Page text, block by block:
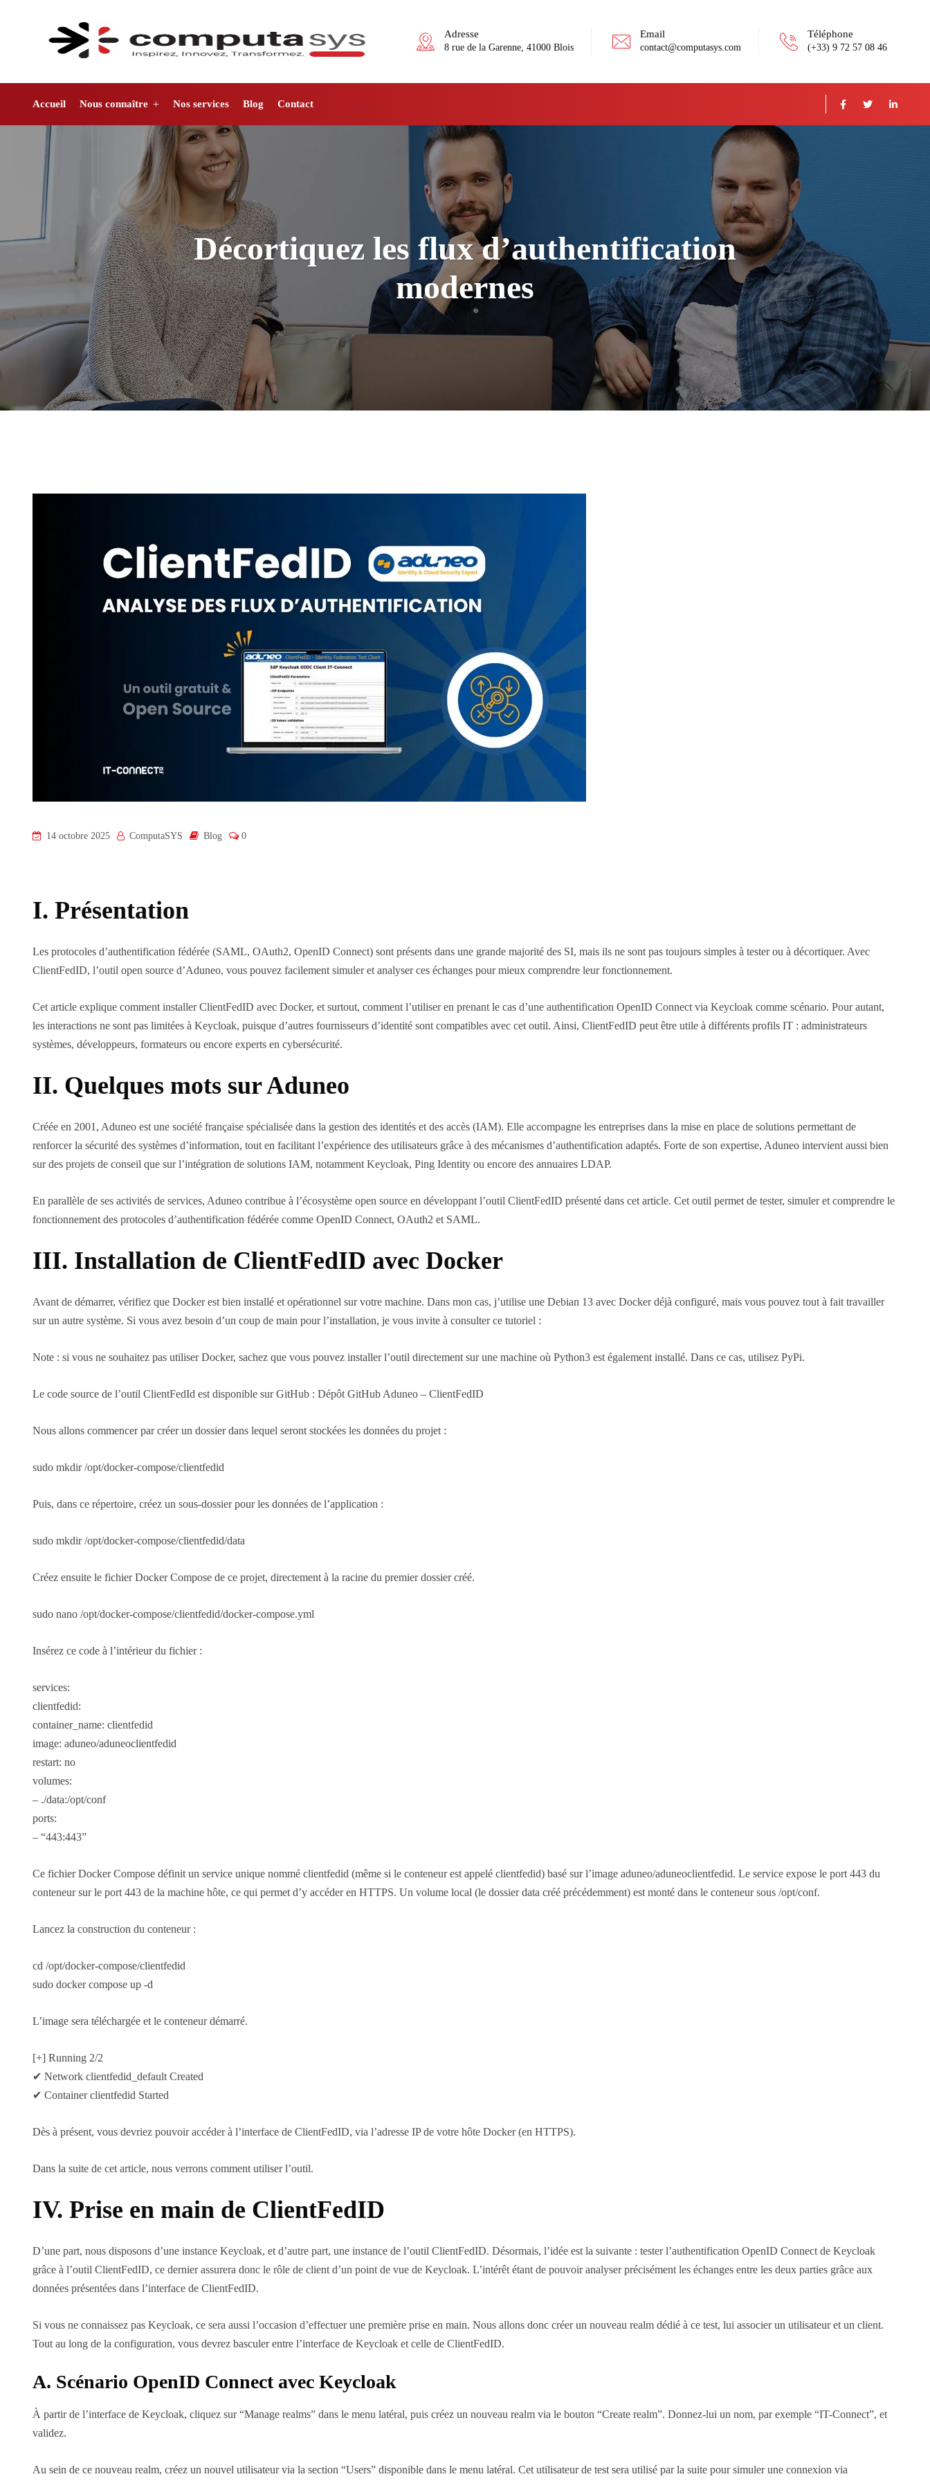
Adresse
8 rue de la Garenne, 41000 Blois
Email
contact@computasys.com
Téléphone
(+33) 9 72 57 08 46
Accueil Nous connaître Nos services Blog Contact
Décortiquez les flux d’authentification
modernes
14 octobre 2025 ComputaSYS Blog 0
I. Présentation
Les protocoles d’authentification fédérée (SAML, OAuth2, OpenID Connect) sont présents dans une grande majorité des SI, mais ils ne sont pas toujours simples à tester ou à décortiquer. Avec
ClientFedID, l’outil open source d’Aduneo, vous pouvez facilement simuler et analyser ces échanges pour mieux comprendre leur fonctionnement.
Cet article explique comment installer ClientFedID avec Docker, et surtout, comment l’utiliser en prenant le cas d’une authentification OpenID Connect via Keycloak comme scénario. Pour autant,
les interactions ne sont pas limitées à Keycloak, puisque d’autres fournisseurs d’identité sont compatibles avec cet outil. Ainsi, ClientFedID peut être utile à différents profils IT : administrateurs
systèmes, développeurs, formateurs ou encore experts en cybersécurité.
II. Quelques mots sur Aduneo
Créée en 2001, Aduneo est une société française spécialisée dans la gestion des identités et des accès (IAM). Elle accompagne les entreprises dans la mise en place de solutions permettant de
renforcer la sécurité des systèmes d’information, tout en facilitant l’expérience des utilisateurs grâce à des mécanismes d’authentification adaptés. Forte de son expertise, Aduneo intervient aussi bien
sur des projets de conseil que sur l’intégration de solutions IAM, notamment Keycloak, Ping Identity ou encore des annuaires LDAP.
En parallèle de ses activités de services, Aduneo contribue à l’écosystème open source en développant l’outil ClientFedID présenté dans cet article. Cet outil permet de tester, simuler et comprendre le
fonctionnement des protocoles d’authentification fédérée comme OpenID Connect, OAuth2 et SAML.
III. Installation de ClientFedID avec Docker
Avant de démarrer, vérifiez que Docker est bien installé et opérationnel sur votre machine. Dans mon cas, j’utilise une Debian 13 avec Docker déjà configuré, mais vous pouvez tout à fait travailler
sur un autre système. Si vous avez besoin d’un coup de main pour l’installation, je vous invite à consulter ce tutoriel :
Note : si vous ne souhaitez pas utiliser Docker, sachez que vous pouvez installer l’outil directement sur une machine où Python3 est également installé. Dans ce cas, utilisez PyPi.
Le code source de l’outil ClientFedId est disponible sur GitHub : Dépôt GitHub Aduneo – ClientFedID
Nous allons commencer par créer un dossier dans lequel seront stockées les données du projet :
sudo mkdir /opt/docker-compose/clientfedid
Puis, dans ce répertoire, créez un sous-dossier pour les données de l’application :
sudo mkdir /opt/docker-compose/clientfedid/data
Créez ensuite le fichier Docker Compose de ce projet, directement à la racine du premier dossier créé.
sudo nano /opt/docker-compose/clientfedid/docker-compose.yml
Insérez ce code à l’intérieur du fichier :
services:
clientfedid:
container_name: clientfedid
image: aduneo/aduneoclientfedid
restart: no
volumes:
– ./data:/opt/conf
ports:
– “443:443”
Ce fichier Docker Compose définit un service unique nommé clientfedid (même si le conteneur est appelé clientfedid) basé sur l’image aduneo/aduneoclientfedid. Le service expose le port 443 du
conteneur sur le port 443 de la machine hôte, ce qui permet d’y accéder en HTTPS. Un volume local (le dossier data créé précédemment) est monté dans le conteneur sous /opt/conf.
Lancez la construction du conteneur :
cd /opt/docker-compose/clientfedid
sudo docker compose up -d
L’image sera téléchargée et le conteneur démarré.
[+] Running 2/2
✔ Network clientfedid_default Created
✔ Container clientfedid Started
Dès à présent, vous devriez pouvoir accéder à l’interface de ClientFedID, via l’adresse IP de votre hôte Docker (en HTTPS).
Dans la suite de cet article, nous verrons comment utiliser l’outil.
IV. Prise en main de ClientFedID
D’une part, nous disposons d’une instance Keycloak, et d’autre part, une instance de l’outil ClientFedID. Désormais, l’idée est la suivante : tester l’authentification OpenID Connect de Keycloak
grâce à l’outil ClientFedID, ce dernier assurera donc le rôle de client d’un point de vue de Keycloak. L’intérêt étant de pouvoir analyser précisément les échanges entre les deux parties grâce aux
données présentées dans l’interface de ClientFedID.
Si vous ne connaissez pas Keycloak, ce sera aussi l’occasion d’effectuer une première prise en main. Nous allons donc créer un nouveau realm dédié à ce test, lui associer un utilisateur et un client.
Tout au long de la configuration, vous devrez basculer entre l’interface de Keycloak et celle de ClientFedID.
A. Scénario OpenID Connect avec Keycloak
À partir de l’interface de Keycloak, cliquez sur “Manage realms” dans le menu latéral, puis créez un nouveau realm via le bouton “Create realm”. Donnez-lui un nom, par exemple “IT-Connect”, et
validez.
Au sein de ce nouveau realm, créez un nouvel utilisateur via la section “Users” disponible dans le menu latéral. Cet utilisateur de test sera utilisé par la suite pour simuler une connexion via